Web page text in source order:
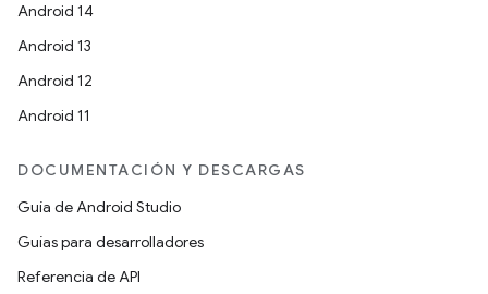
Android 14
Android 13
Android 12
Android 11
DOCUMENTACIÓN Y DESCARGAS
Guía de Android Studio
Guías para desarrolladores
Referencia de API